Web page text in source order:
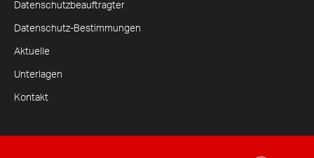
Datenschutzbeauftragter
Datenschutz-Bestimmungen
Aktuelle
Unterlagen
Kontakt